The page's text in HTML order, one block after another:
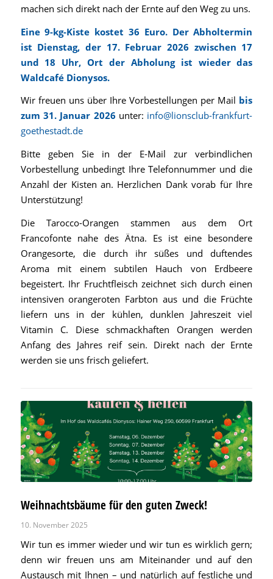
machen sich direkt nach der Ernte auf den Weg zu uns.
Eine 9-kg-Kiste kostet 36 Euro. Der Abholtermin
ist Dienstag, der 17. Februar 2026 zwischen 17
und 18 Uhr, Ort der Abholung ist wieder das
Waldcafé Dionysos.
Wir freuen uns über Ihre Vorbestellungen per Mail bis
zum 31. Januar 2026 unter: info@lionsclub-frankfurt-
goethestadt.de
Bitte geben Sie in der E-Mail zur verbindlichen
Vorbestellung unbedingt Ihre Telefonnummer und die
Anzahl der Kisten an. Herzlichen Dank vorab für Ihre
Unterstützung!
Die Tarocco-Orangen stammen aus dem Ort
Francofonte nahe des Ätna. Es ist eine besondere
Orangesorte, die durch ihr süßes und duftendes
Aroma mit einem subtilen Hauch von Erdbeere
begeistert. Ihr Fruchtfleisch zeichnet sich durch einen
intensiven orangeroten Farbton aus und die Früchte
liefern uns in der kühlen, dunklen Jahreszeit viel
Vitamin C. Diese schmackhaften Orangen werden
Anfang des Jahres reif sein. Direkt nach der Ernte
werden sie uns frisch geliefert.
Weihnachtsbäume für den guten Zweck!
10. November 2025
Wir tun es immer wieder und wir tun es wirklich gern;
denn wir freuen uns am Miteinander und auf den
Austausch mit Ihnen – und natürlich auf festliche und